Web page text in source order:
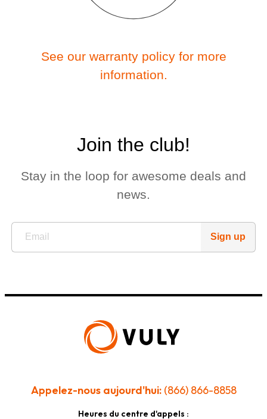
See our warranty policy for more
information.
Join the club!
Stay in the loop for awesome deals and
news.
Sign up
Appelez-nous aujourd'hui:(866) 866-8858
Heures du centre d'appels :